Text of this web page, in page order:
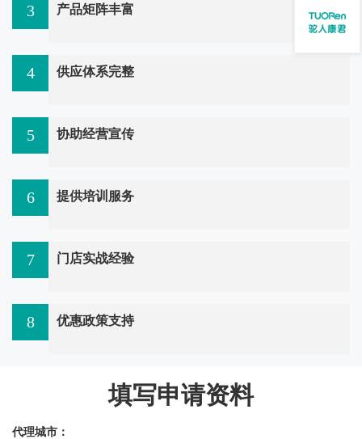
3 产品矩阵丰富
4 供应体系完整
5 协助经营宣传
6 提供培训服务
7 门店实战经验
8 优惠政策支持
填写申请资料
代理城市：